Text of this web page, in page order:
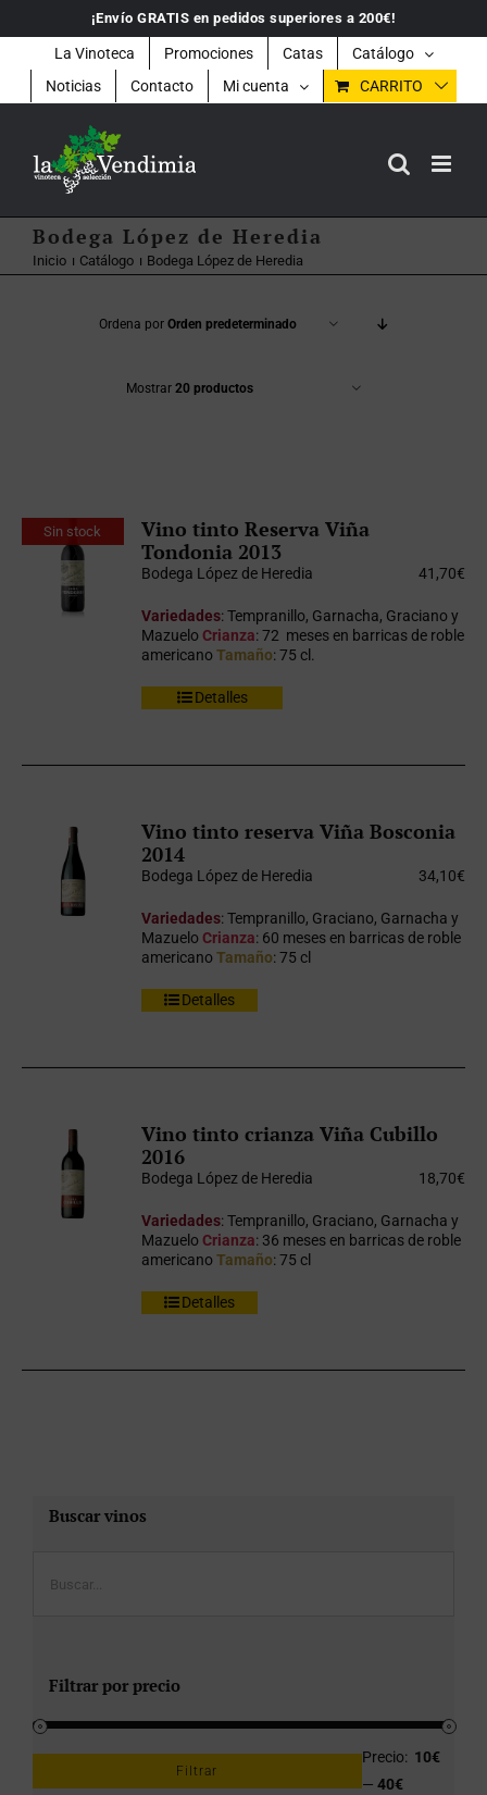
contenido
¡Envío GRATIS en pedidos superiores a 200€!
La Vinoteca Promociones Catas
Catálogo
Noticias
Contacto Mi cuenta CARRITO
Bodega López de Heredia
Inicio Catálogo Bodega López de Heredia
Ordena por Orden predeterminado
Mostrar 20 productos
Sin stock
Vino tinto Reserva Viña
Tondonia 2013
Bodega López de Heredia 41,70€
Variedades: Tempranillo, Garnacha, Graciano y
MazueloCrianza: 72 meses en barricas de roble
americanoTamaño: 75 cl.
Detalles
Vino tinto reserva Viña Bosconia
2014
Bodega López de Heredia 34,10€
Variedades: Tempranillo, Graciano, Garnacha y
MazueloCrianza: 60 meses en barricas de roble
americanoTamaño: 75 cl
Detalles
Vino tinto crianza Viña Cubillo
2016
Bodega López de Heredia 18,70€
Variedades: Tempranillo, Graciano, Garnacha y
MazueloCrianza: 36 meses en barricas de roble
americanoTamaño: 75 cl
Detalles
Buscar vinos
Filtrar por precio
Filtrar
Precio: 10€
— 40€